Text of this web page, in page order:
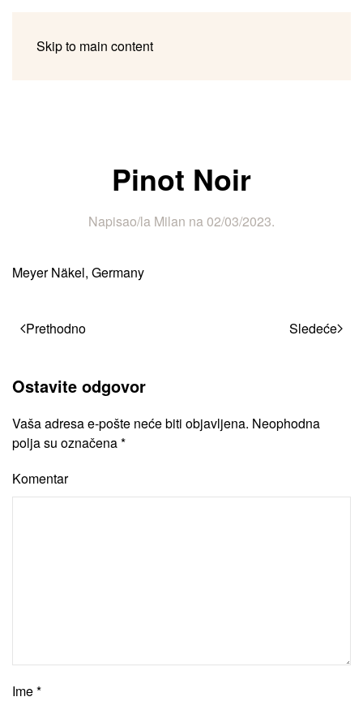
Skip to main content
Pinot Noir
Napisao/la Milan na02/03/2023.
Meyer Näkel, Germany
Prethodno Sledeće
Ostavite odgovor
Vaša adresa e-pošte neće biti objavljena. Neophodna
polja su označena*
Komentar
Ime*